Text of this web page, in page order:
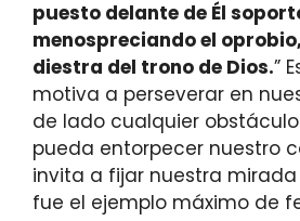
puesto delante de Él
menospreciando el
diestra del trono de Dios.”
motiva a perseverar en
de lado cualquier
pueda entorpecer nuestro
invita a fijar nuestra mirada
fue el ejemplo máximo de